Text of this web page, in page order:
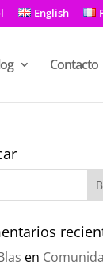
English
Contacto
en